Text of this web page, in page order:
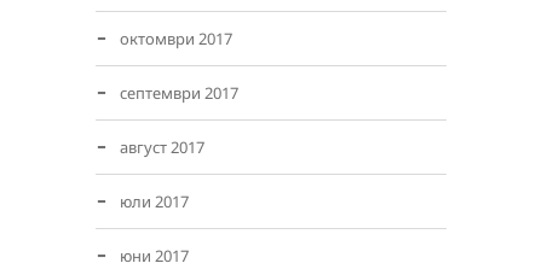
октомври 2017
септември 2017
август 2017
юли 2017
юни 2017